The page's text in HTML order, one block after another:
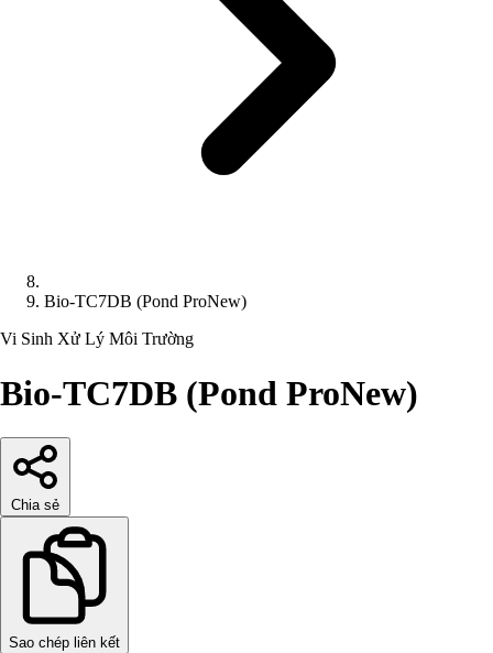
Bio-TC7DB (Pond ProNew)
Vi Sinh Xử Lý Môi Trường
Bio-TC7DB (Pond ProNew)
Chia sẻ
Sao chép liên kết